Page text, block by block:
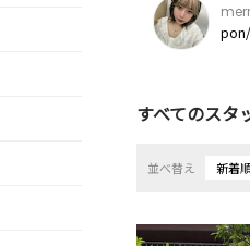
すべてのスタ
並べ替え 新着